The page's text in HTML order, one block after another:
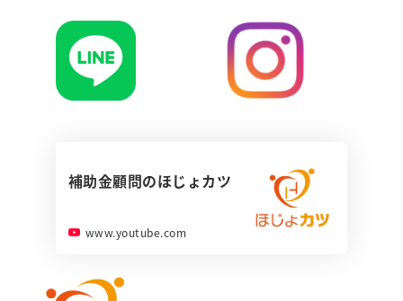
補助金顧問のほじょカツ
www.youtube.com